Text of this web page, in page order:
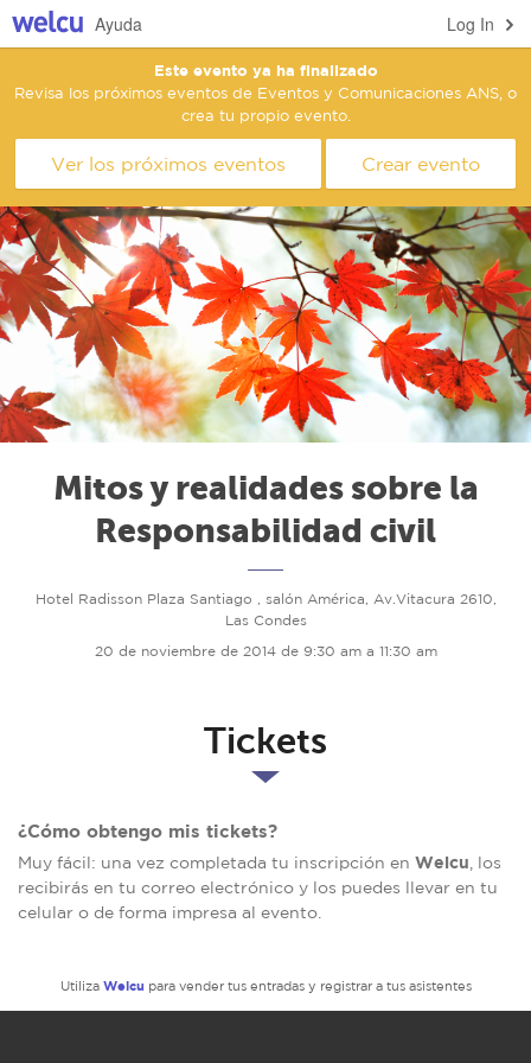
Log In
Ayuda
Este evento ya ha finalizado
Revisa los próximos eventos de Eventos y Comunicaciones ANS, o
crea tu propio evento.
Ver los próximos eventos Crear evento
Mitos y realidades sobre la
Responsabilidad civil
Hotel Radisson Plaza Santiago , salón América, Av.Vitacura 2610,
Las Condes
20 de noviembre de 2014 de 9:30 am a 11:30 am
Tickets
¿Cómo obtengo mis tickets?
Muy fácil: una vez completada tu inscripción en Welcu , los
recibirás en tu correo electrónico y los puedes llevar en tu
celular o de forma impresa al evento.
Utiliza Welcu para vender tus entradas y registrar a tus asistentes